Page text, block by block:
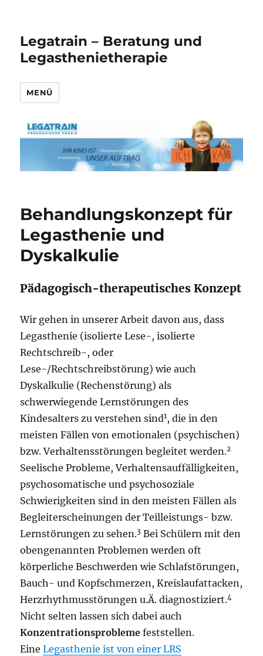
Legatrain – Beratung und
Legasthenietherapie
MENÜ
Behandlungskonzept für
Legasthenie und
Dyskalkulie
Pädagogisch-therapeutisches Konzept
Wir gehen in unserer Arbeit davon aus, dass
Legasthenie (isolierte Lese-, isolierte
Rechtschreib-, oder
Lese-/Rechtschreibstörung) wie auch
Dyskalkulie (Rechenstörung) als
schwerwiegende Lernstörungen des
Kindesalters zu verstehen sind1, die in den
meisten Fällen von emotionalen (psychischen)
bzw. Verhaltensstörungen begleitet werden.2
Seelische Probleme, Verhaltensauffälligkeiten,
psychosomatische und psychosoziale
Schwierigkeiten sind in den meisten Fällen als
Begleiterscheinungen der Teilleistungs- bzw.
Lernstörungen zu sehen.3 Bei Schülern mit den
obengenannten Problemen werden oft
körperliche Beschwerden wie Schlafstörungen,
Bauch- und Kopfschmerzen, Kreislaufattacken,
Herzrhythmusstörungen u.Ä. diagnostiziert.4
Nicht selten lassen sich dabei auch
Konzentrationsprobleme feststellen.
EineLegasthenie ist von einer LRS